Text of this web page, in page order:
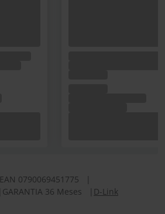
EAN 0790069451775
GARANTIA 36 Meses D-Link